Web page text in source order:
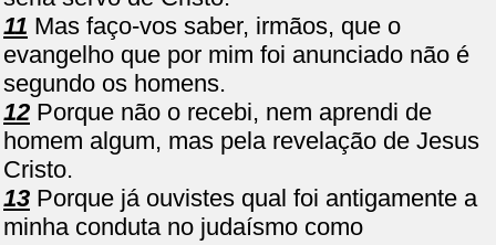
11 Mas faço-vos saber, irmãos, que o
evangelho que por mim foi anunciado não é
segundo os homens.
12 Porque não o recebi, nem aprendi de
homem algum, mas pela revelação de Jesus
Cristo.
13 Porque já ouvistes qual foi antigamente a
minha conduta no judaísmo como